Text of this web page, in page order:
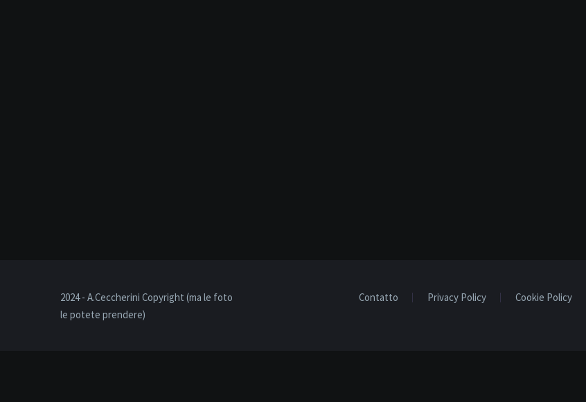
Contatto Privacy Policy Cookie Policy
2024 - A.Ceccherini Copyright (ma le foto
le potete prendere)